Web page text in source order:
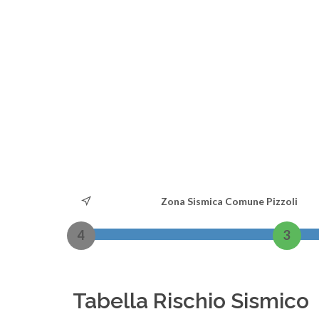
Zona Sismica Comune Pizzoli
4 3
Tabella Rischio Sismico